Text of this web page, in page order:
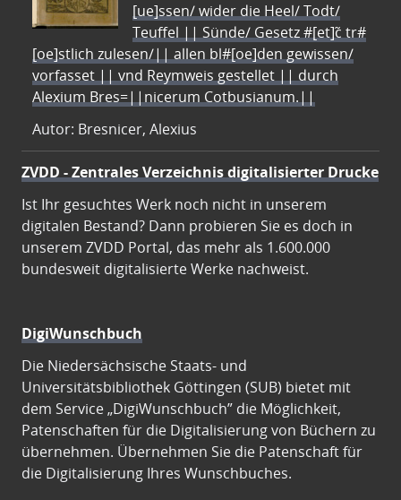
[ue]ssen/ wider die Heel/ Todt/
Teuffel || Sünde/ Gesetz #[et]c̃ tr#
[oe]stlich zulesen/|| allen bl#[oe]den gewissen/
vorfasset || vnd Reymweis gestellet || durch
Alexium Bres=||nicerum Cotbusianum.||
Autor: Bresnicer, Alexius
ZVDD - Zentrales Verzeichnis digitalisierter Drucke
Ist Ihr gesuchtes Werk noch nicht in unserem
digitalen Bestand? Dann probieren Sie es doch in
unserem ZVDD Portal, das mehr als 1.600.000
bundesweit digitalisierte Werke nachweist.
DigiWunschbuch
Die Niedersächsische Staats- und
Universitätsbibliothek Göttingen (SUB) bietet mit
dem Service „DigiWunschbuch” die Möglichkeit,
Patenschaften für die Digitalisierung von Büchern zu
übernehmen. Übernehmen Sie die Patenschaft für
die Digitalisierung Ihres Wunschbuches.